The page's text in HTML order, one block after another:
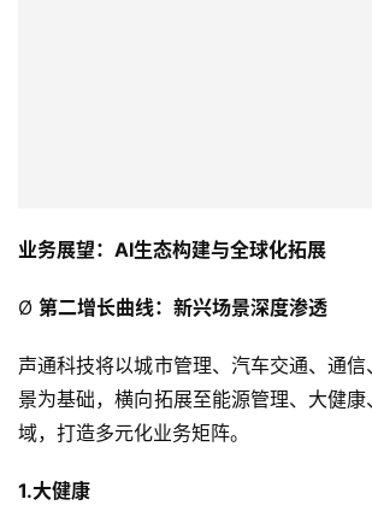
首
商
业
观
业务展望：AI生态构建与全球化拓展
Ø 第二增长曲线：新兴场景深度渗透
声通科技将以城市管理、汽车交通、通
景为基础，横向拓展至能源管理、大健
域，打造多元化业务矩阵。
1.大健康